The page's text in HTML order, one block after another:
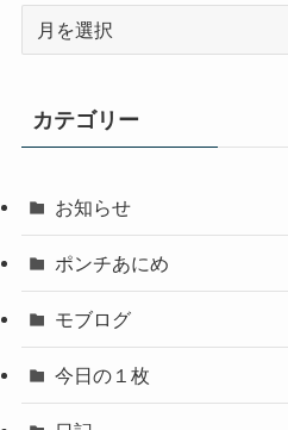
ブ
カテゴリー
お知らせ
ポンチあにめ
モブログ
今日の１枚